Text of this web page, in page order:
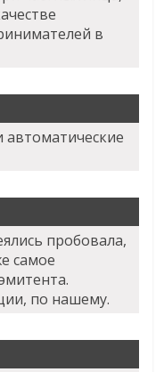
в
автоматические
пробовала,
самое
по нашему.